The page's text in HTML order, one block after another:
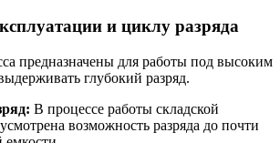
и циклу разряда
предназначены для работы под высоким
глубокий разряд.
В процессе работы складской
возможность разряда до почти